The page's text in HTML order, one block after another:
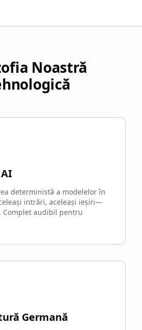
Noastră
deterministă a modelelor în
intrări, aceleași ieșiri—
Complet audibil pentru
Germană